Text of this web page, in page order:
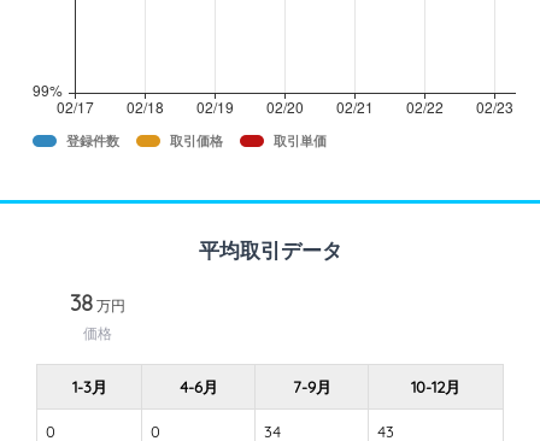
登録件数 取引価格 取引単価
平均取引データ
38 万円
価格
1-3月 4-6月 7-9月 10-12月
0
0
34
43